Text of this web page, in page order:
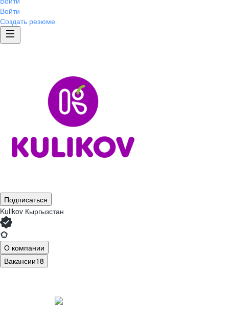
Войти
Создать резюме
Подписаться
Kulikov Кыргызстан
О компании
Вакансии18